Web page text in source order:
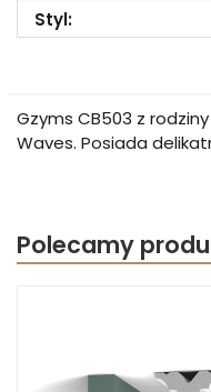
Styl:
Gzyms CB503 z
Waves. Posiada
Polecamy